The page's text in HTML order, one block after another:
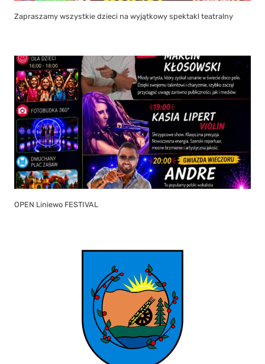
Zapraszamy wszystkie dzieci na wyjątkowy spektakl teatralny
OPEN Liniewo FESTIVAL